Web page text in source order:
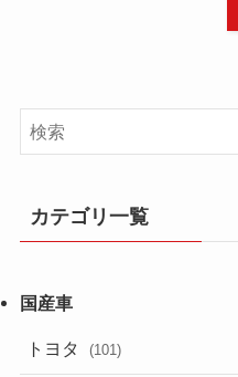
カテゴリ一覧
トヨタ (101)